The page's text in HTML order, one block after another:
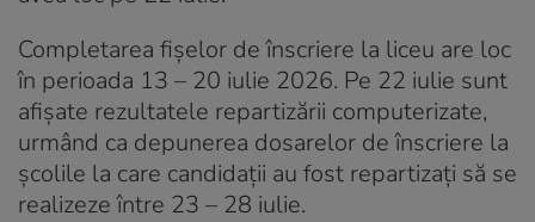
Completarea fișelor de înscriere la liceu are loc
în perioada 13 – 20 iulie 2026. Pe 22 iulie sunt
afișate rezultatele repartizării computerizate,
urmând ca depunerea dosarelor de înscriere la
școlile la care candidații au fost repartizați să se
realizeze între 23 – 28 iulie.